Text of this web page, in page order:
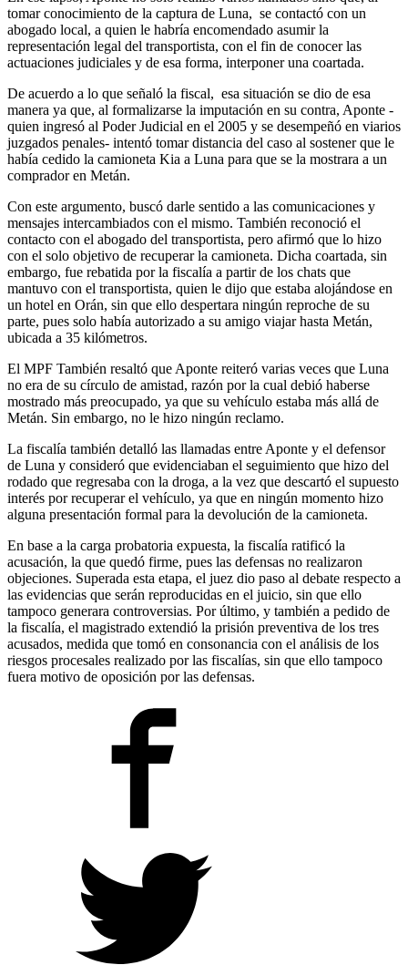
tomar conocimiento de la captura de Luna, se contactó con un
abogado local, a quien le habría encomendado asumir la
representación legal del transportista, con el fin de conocer las
actuaciones judiciales y de esa forma, interponer una coartada.
De acuerdo a lo que señaló la fiscal, esa situación se dio de esa
manera ya que, al formalizarse la imputación en su contra, Aponte -
quien ingresó al Poder Judicial en el 2005 y se desempeñó en viarios
juzgados penales- intentó tomar distancia del caso al sostener que le
había cedido la camioneta Kia a Luna para que se la mostrara a un
comprador en Metán.
Con este argumento, buscó darle sentido a las comunicaciones y
mensajes intercambiados con el mismo. También reconoció el
contacto con el abogado del transportista, pero afirmó que lo hizo
con el solo objetivo de recuperar la camioneta. Dicha coartada, sin
embargo, fue rebatida por la fiscalía a partir de los chats que
mantuvo con el transportista, quien le dijo que estaba alojándose en
un hotel en Orán, sin que ello despertara ningún reproche de su
parte, pues solo había autorizado a su amigo viajar hasta Metán,
ubicada a 35 kilómetros.
El MPF También resaltó que Aponte reiteró varias veces que Luna
no era de su círculo de amistad, razón por la cual debió haberse
mostrado más preocupado, ya que su vehículo estaba más allá de
Metán. Sin embargo, no le hizo ningún reclamo.
La fiscalía también detalló las llamadas entre Aponte y el defensor
de Luna y consideró que evidenciaban el seguimiento que hizo del
rodado que regresaba con la droga, a la vez que descartó el supuesto
interés por recuperar el vehículo, ya que en ningún momento hizo
alguna presentación formal para la devolución de la camioneta.
En base a la carga probatoria expuesta, la fiscalía ratificó la
acusación, la que quedó firme, pues las defensas no realizaron
objeciones. Superada esta etapa, el juez dio paso al debate respecto a
las evidencias que serán reproducidas en el juicio, sin que ello
tampoco generara controversias. Por último, y también a pedido de
la fiscalía, el magistrado extendió la prisión preventiva de los tres
acusados, medida que tomó en consonancia con el análisis de los
riesgos procesales realizado por las fiscalías, sin que ello tampoco
fuera motivo de oposición por las defensas.